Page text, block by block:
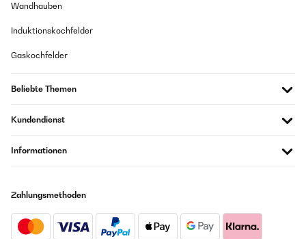
Wandhauben
Induktionskochfelder
Gaskochfelder
Beliebte Themen
Kundendienst
Informationen
Zahlungsmethoden